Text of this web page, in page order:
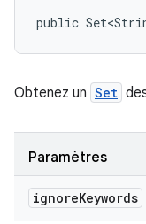
public
Obtenez un Set
Paramètres
ignoreKeywords